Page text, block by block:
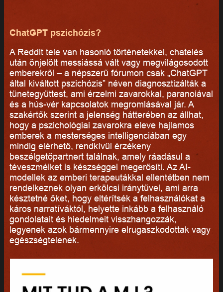
ChatGPT pszichózis?
A Reddit tele van hasonló történetekkel, chatelés
után önjelölt messiássá vált vagy megvilágosodott
emberekről – a népszerű fórumon csak „ChatGPT
által kiváltott pszichózis” néven diagnosztizálták a
tünetegyüttest, ami érzelmi zavarokkal, paranoiával
és a hús-vér kapcsolatok megromlásával jár. A
szakértők szerint a jelenség hátterében az állhat,
hogy a pszichológiai zavarokra eleve hajlamos
emberek a mesterséges intelligenciában egy
mindig elérhető, rendkívül érzékeny
beszélgetőpartnert találnak, amely ráadásul a
téveszméiket is készséggel megerősíti. Az AI-
modellek az emberi terapeutákkal ellentétben nem
rendelkeznek olyan erkölcsi iránytűvel, ami arra
késztetné őket, hogy eltérítsék a felhasználókat a
káros narratíváktól, helyette inkább a felhasználó
gondolatait és hiedelmeit visszhangozzák,
legyenek azok bármennyire elrugaszkodottak vagy
egészségtelenek.